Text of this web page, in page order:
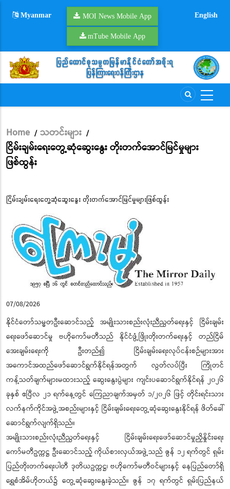
Myanmar MOI News Mobile App
mTube Mobile App
English
Breadcrumb
Home / သတင်းများ /
ငြိမ်းချမ်းရေးတွေ့ဆုံဆွေးနွေး တိုးတက်အောင်မြင်မှုများ
ဖြစ်ထွန်း
ငြိမ်းချမ်းရေးတွေ့ဆုံဆွေးနွေး တိုးတက်အောင်မြင်မှုများဖြစ်ထွန်း
07/08/2026
နိုင်ငံတော်သမ္မတဦးဆောင်သည့် အမျိုးသားစည်းလုံးညီညွတ်ရေးနှင့် ငြိမ်းချမ်း
ရေးဖော်ဆောင်မှု ဗဟိုကော်မတီသည် နိုင်ငံဖွံ့ဖြိုးတိုးတက်ရေးနှင့် တည်ငြိမ်
အေးချမ်းရေးကို ဦးတည်၍ ငြိမ်းချမ်းရေးလုပ်ငန်းစဉ်များအား
အကောင်အထည်ဖော်ဆောင်ရွက်နိုင်ရန်အတွက် လွတ်လပ်ပြီး ကြိုတင်
ကန့်သတ်ချက်များမထားသည့် ဆွေးနွေးပွဲများ ကျင်းပဆောင်ရွက်နိုင်ရန် ၂၀၂၆
ခုနှစ် ဧပြီလ ၂၁ ရက်နေ့တွင် ကြေညာချက်အမှတ် ၁/၂၀၂၆ ဖြင့် တိုင်းရင်းသား
လက်နက်ကိုင်အဖွဲ့အစည်းများနှင့် ငြိမ်းချမ်းရေးတွေ့ဆုံဆွေးနွေးနိုင်ရန် ဖိတ်ခေါ်
ဆောင်ရွက်လျက်ရှိသည်။
အမျိုးသားစည်းလုံးညီညွတ်ရေးနှင့် ငြိမ်းချမ်းရေးဖော်ဆောင်မှုညှိနှိုင်းရေး
ကော်မတီဥက္ကဋ္ဌ ဦးဆောင်သည့် ကိုယ်စားလှယ်အဖွဲ့သည် ဇွန် ၁၂ ရက်တွင် ရှမ်း
ပြည်တိုးတက်ရေးပါတီ ဒုတိယဥက္ကဋ္ဌ၊ ဗဟိုကော်မတီဝင်များနှင့် နေပြည်တော်ရှိ
ရွှေစံအိမ်ဟိုတယ်၌ တွေ့ဆုံဆွေးနွေးခဲ့သည်။ ဇွန် ၁၇ ရက်တွင် ရှမ်းပြည်နယ်